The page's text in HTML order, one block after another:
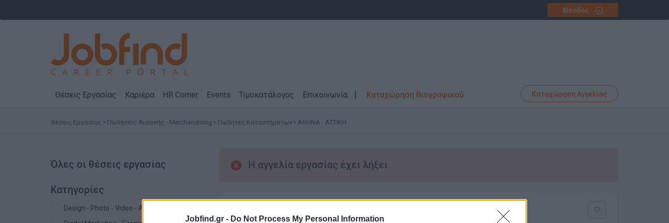
Jobfind.gr - Do Not Process My Personal Information
Είσοδος
Θέσεις Εργασίας Καριέρα HR Corner Events Τιμοκατάλογος Επικοινωνία Καταχώρηση Βιογραφικού Καταχώρηση Αγγελίας
Θέσεις Εργασίας Πωλήσεις Λιανικής - Merchandising Πωλητές Καταστημάτων ΑΘΗΝΑ - ΑΤΤΙΚΗ
Όλες οι θέσεις εργασίας
Κατηγορίες
Design - Photo - Video - Audio - Arts
Η αγγελία εργασίας έχει λήξει